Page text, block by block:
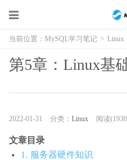
当前位置： MySQL学习笔记 > Linux
第5章：Linux基
2022-01-31 分类： Linux 阅读
文章目录
1. 服务器硬件知识